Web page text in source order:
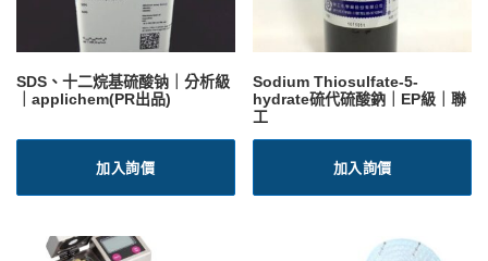
SDS、十二烷基硫酸钠｜分析級
｜applichem(PR出品)
加入詢價
Sodium Thiosulfate-5-
hydrate硫代硫酸鈉｜EP級｜聯
工
加入詢價